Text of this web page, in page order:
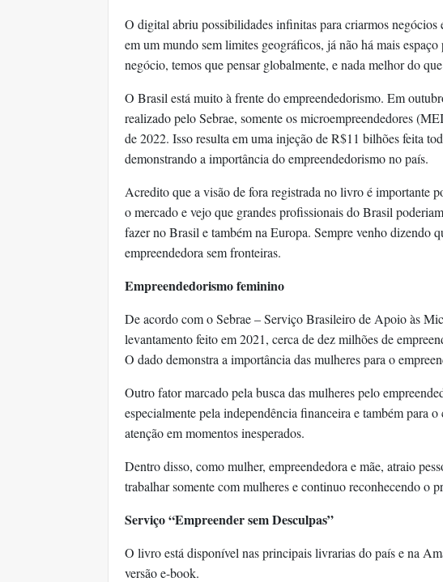
O digital abriu possibilidades infinitas para criarmos
em um mundo sem limites geográficos, já não há mais
negócio, temos que pensar globalmente, e nada melhor do
O Brasil está muito à frente do empreendedorismo. Em
realizado pelo Sebrae, somente os microempreendedores
de 2022. Isso resulta em uma injeção de R$11 bilhões feita
demonstrando a importância do empreendedorismo no país.
Acredito que a visão de fora registrada no livro é importante
o mercado e vejo que grandes profissionais do Brasil
fazer no Brasil e também na Europa. Sempre venho dizendo
empreendedora sem fronteiras.
Empreendedorismo feminino
De acordo com o Sebrae – Serviço Brasileiro de Apoio às
levantamento feito em 2021, cerca de dez milhões de
O dado demonstra a importância das mulheres para o
Outro fator marcado pela busca das mulheres pelo
especialmente pela independência financeira e também para
atenção em momentos inesperados.
Dentro disso, como mulher, empreendedora e mãe, atraio
trabalhar somente com mulheres e continuo reconhecendo o
Serviço “Empreender sem Desculpas”
O livro está disponível nas principais livrarias do país e na
versão e-book.